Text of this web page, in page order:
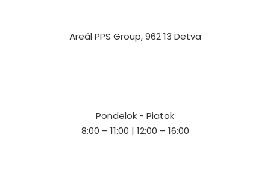
Areál PPS Group, 962 13 Detva
Pondelok - Piatok
8:00 – 11:00 | 12:00 – 16:00